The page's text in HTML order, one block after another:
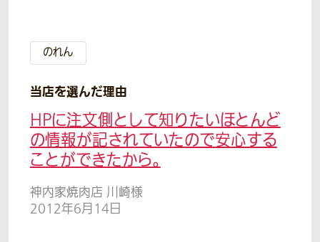
のれん
当店を選んだ理由
HPに注文側として知りたいほとんど
の情報が記されていたので安心する
ことができたから。
神内家焼肉店 川崎様
2012年6月14日